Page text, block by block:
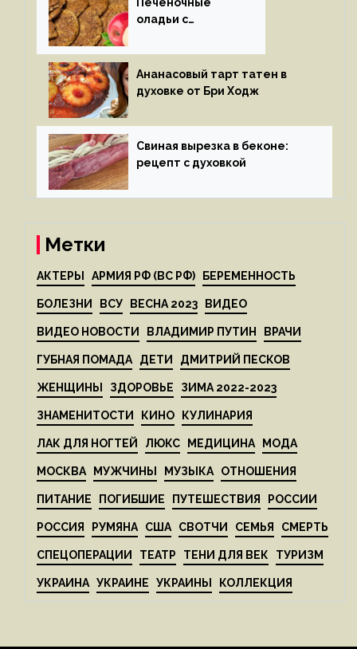
Печеночные
оладьи с
Ананасовый тарт татен в
духовке от Бри Ходж
Свиная вырезка в беконе:
рецепт с духовкой
Метки
АКТЕРЫ АРМИЯ РФ (ВС РФ) БЕРЕМЕННОСТЬ
БОЛЕЗНИ ВСУ ВЕСНА 2023 ВИДЕО
ВИДЕО НОВОСТИ ВЛАДИМИР ПУТИН ВРАЧИ
ГУБНАЯ ПОМАДА ДЕТИ ДМИТРИЙ ПЕСКОВ
ЖЕНЩИНЫ ЗДОРОВЬЕ ЗИМА 2022-2023
ЗНАМЕНИТОСТИ КИНО КУЛИНАРИЯ
ЛАК ДЛЯ НОГТЕЙ ЛЮКС МЕДИЦИНА МОДА
МОСКВА МУЖЧИНЫ МУЗЫКА ОТНОШЕНИЯ
ПИТАНИЕ ПОГИБШИЕ ПУТЕШЕСТВИЯ РОССИИ
РОССИЯ РУМЯНА США СВОТЧИ СЕМЬЯ СМЕРТЬ
СПЕЦОПЕРАЦИИ ТЕАТР ТЕНИ ДЛЯ ВЕК ТУРИЗМ
УКРАИНА УКРАИНЕ УКРАИНЫ КОЛЛЕКЦИЯ